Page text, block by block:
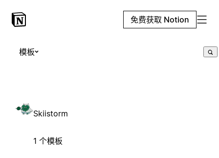
免费获取 Notion
模板
Skiistorm
1 个模板